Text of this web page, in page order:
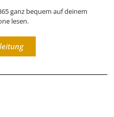
ganz bequem auf deinem
lesen.